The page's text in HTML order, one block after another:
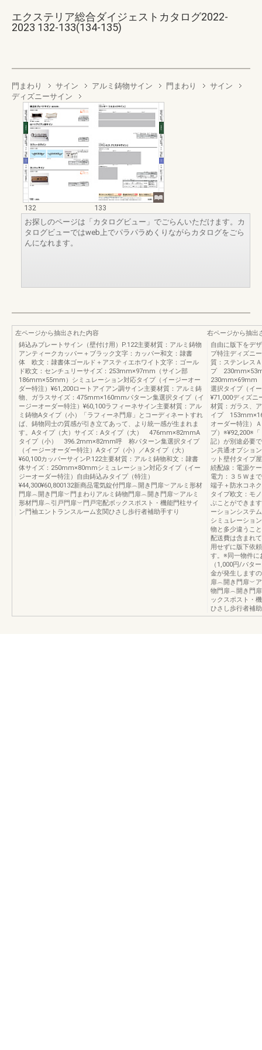
エクステリア総合ダイジェストカタログ2022-
2023 132-133(134-135)
門まわり サイン アルミ鋳物サイン 門まわり
サイン
ディズニーサイン
132
133
お探しのページは「カタログビュー」でごらんいただけます。カ
タログビューではweb上でパラパラめくりながらカタログをごら
んになれます。
左ページから抽出された内容
鋳込みプレートサイン（壁付け用）P.122主要材質：アルミ鋳物
アンティークカッパー＋ブラック文字：カッパー和文：隷書
体 欧文：隷書体ゴールド＋アスティエホワイト文字：ゴール
ド欧文：センチュリーサイズ：253mm×97mm（サイン部
186mm×55mm）シミュレーション対応タイプ（イージーオー
ダー特注）¥61,200ロートアイアン調サイン主要材質：アルミ鋳
物、ガラスサイズ：475mm×160mmパターン集選択タイプ（イ
ージーオーダー特注）¥60,100ラフィーネサイン主要材質：アル
ミ鋳物Aタイプ（小）「ラフィーネ門扉」とコーディネートすれ
ば、鋳物同士の質感が引き立てあって、より統一感が生まれま
す。Aタイプ（大）サイズ：Aタイプ（大） 476mm×82mmA
タイプ（小） 396.2mm×82mm呼 称パターン集選択タイプ
（イージーオーダー特注）Aタイプ（小）／Aタイプ（大）
¥60,100カッパーサインP.122主要材質：アルミ鋳物和文：隷書
体サイズ：250mm×80mmシミュレーション対応タイプ（イー
ジーオーダー特注）自由鋳込みタイプ（特注）
¥44,300¥60,800132新商品電気錠付門扉︵開き門扉︶アルミ形材
門扉︵開き門扉︶門まわりアルミ鋳物門扉︵開き門扉︶アルミ
形材門扉︵引戸門扉︶門戸宅配ボックスポスト・機能門柱サイ
ン門袖エントランスルーム玄関ひさし歩行者補助手すり
右ページから抽出
自由に版下をデ
プ特注ディズニ
質：ステンレス
プ
230mm×69mm
選択タイプ（イ
¥71,000ディズニ
材質：ガラス、
イプ
オーダー特注）
プ）※¥92,200※
記）が別途必要
ン共通オプショ
ット壁付タイプ
続配線：電源ケ
電力：３５Ｗま
端子＋防水コネ
タイプ欧文：モ
ぶことができま
ーションシステ
シミュレーショ
物と多少違うこ
配送費は含まれ
用せずに版下依
す。※同一物件に
（1,000円/パタ
金が発生します
扉︵開き門扉︶
物門扉︵開き門
ックスポスト・
ひさし歩行者補